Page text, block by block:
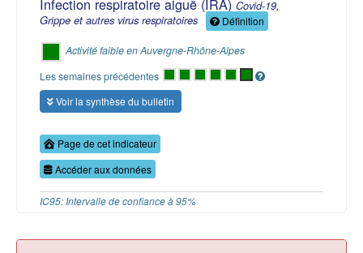
Infection respiratoire aiguë (IRA) Covid-19,
Grippe et autres virus respiratoires
Définition
Activité faible en Auvergne-Rhône-Alpes
Les semaines précédentes
Voir la synthèse du bulletin
Page de cet indicateur
Accéder aux données
IC95: Intervalle de confiance à 95%